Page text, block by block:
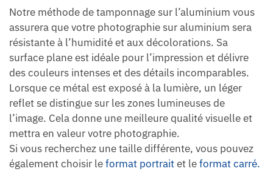
Notre méthode de tamponnage sur l’aluminium vous
assurera que votre photographie sur aluminium sera
résistante à l’humidité et aux décolorations. Sa
surface plane est idéale pour l’impression et délivre
des couleurs intenses et des détails incomparables.
Lorsque ce métal est exposé à la lumière, un léger
reflet se distingue sur les zones lumineuses de
l’image. Cela donne une meilleure qualité visuelle et
mettra en valeur votre photographie.
Si vous recherchez une taille différente, vous pouvez
également choisir leformat portraitet leformat carré.